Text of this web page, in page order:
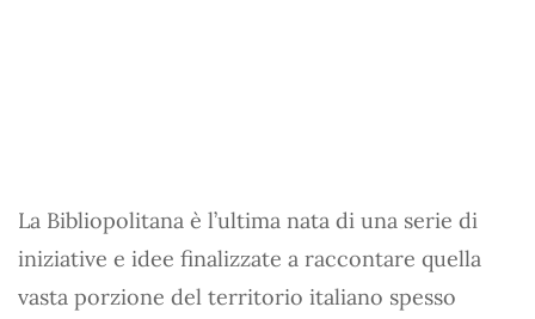
La Bibliopolitana è l’ultima nata di una serie di
iniziative e idee finalizzate a raccontare quella
vasta porzione del territorio italiano spesso